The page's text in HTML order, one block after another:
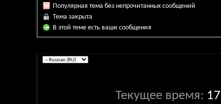
Популярная тема без непрочитанных сообщений
Тема закрыта
В этой теме есть ваши сообщения
Текущее время: